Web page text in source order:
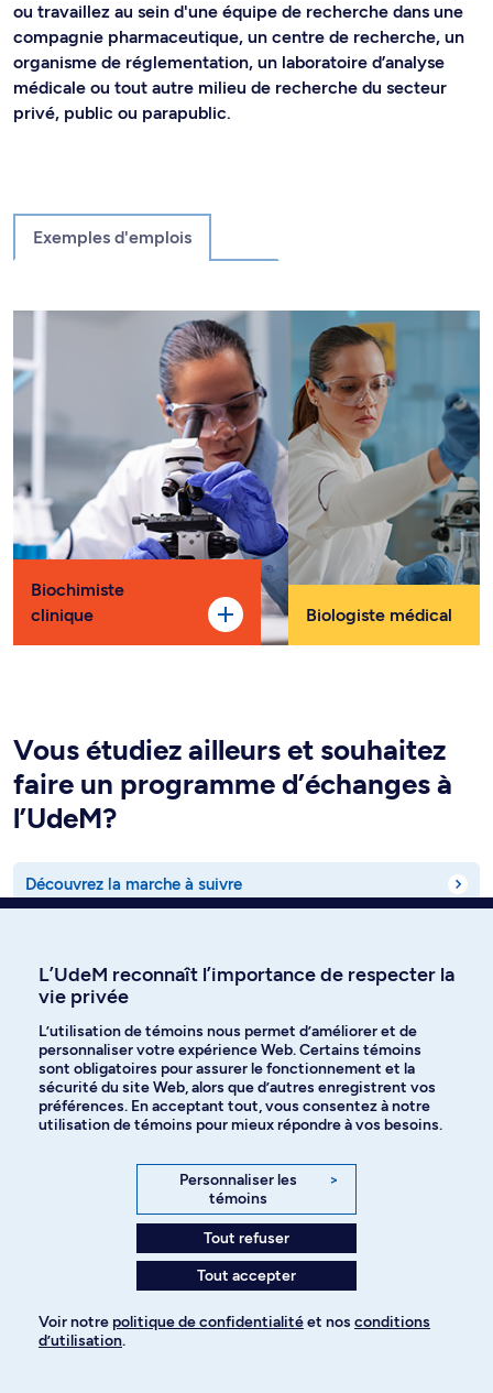
ou travaillez au sein d'une équipe de recherche dans une
compagnie pharmaceutique, un centre de recherche, un
organisme de réglementation, un laboratoire d’analyse
médicale ou tout autre milieu de recherche du secteur
privé, public ou parapublic.
Exemples d'emplois
Biochimiste
clinique
Biologiste médical
Vous étudiez ailleurs et souhaitez
faire un programme d’échanges à
l’UdeM?
Découvrez la marche à suivre
Besoin d’info sur le
programme?
Responsable de programme
Technicien(ne) en gestion de
L’UdeM reconnaît l’importance de respecter la
vie privée
L’utilisation de témoins nous permet d’améliorer et de
personnaliser votre expérience Web. Certains témoins
sont obligatoires pour assurer le fonctionnement et la
sécurité du site Web, alors que d’autres enregistrent vos
préférences. En acceptant tout, vous consentez à notre
utilisation de témoins pour mieux répondre à vos besoins.
Personnaliser les
témoins
>
Tout refuser
Tout accepter
Voir notre politique de confidentialitéet nos conditions
d’utilisation.